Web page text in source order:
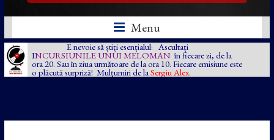
Menu
E nevoie să știți esențialul: Ascultați
INCURSIUNILE UNUI MELOMAN în fiecare zi, de la
ora 20. Sau în ziua următoare de la ora 10. Fiecare emisiune este
o plăcută surpriză! Mulțumiri de la Sergiu Alex.